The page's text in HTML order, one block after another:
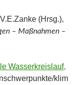
(Hrsg.),
– Maßnahmen –
Wasserkreislauf,
klim